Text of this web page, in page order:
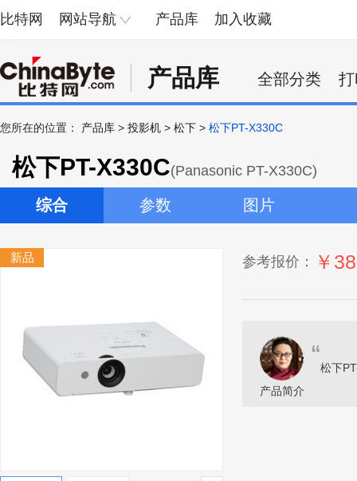
比特网 网站导航 产品库 加入收藏
产品库 全部分类
您所在的位置： 产品库 > 投影机 > 松下 > 松下PT-X330C
松下PT-X330C(Panasonic PT-X330C)
综合 参数 图片
新品 参考报价： ￥
产品简介
“
松下